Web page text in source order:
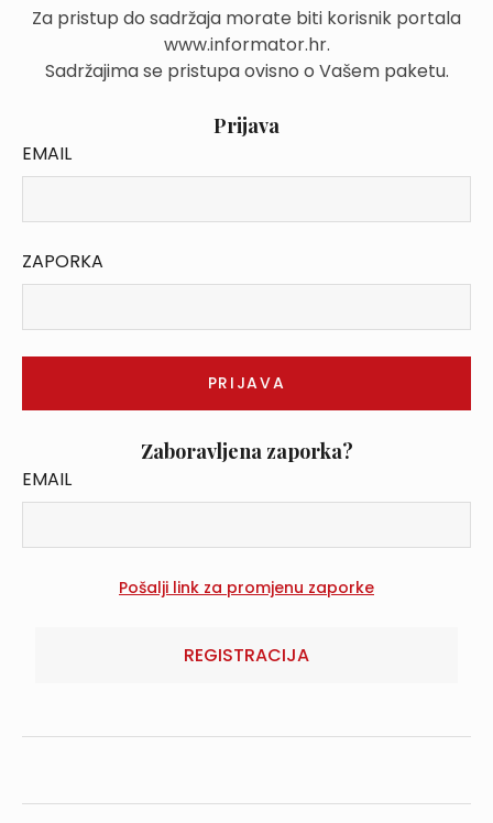
Za pristup do sadržaja morate biti korisnik portala
www.informator.hr.
Sadržajima se pristupa ovisno o Vašem paketu.
Prijava
EMAIL
ZAPORKA
Zaboravljena zaporka?
EMAIL
REGISTRACIJA